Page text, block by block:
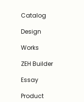
Catalog
Design
Works
ZEH Builder
Essay
Product